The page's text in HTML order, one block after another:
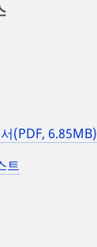
(PDF, 6.85MB)
트